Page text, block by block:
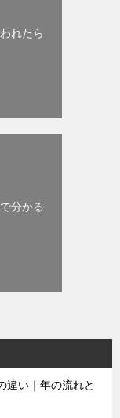
れたら
分かる
違い｜年の流れと